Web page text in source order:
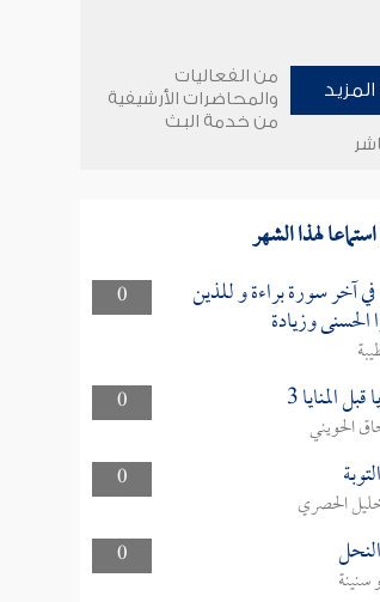
المزيد
من الفعاليات
والمحاضرات الأرشيفية
من خدمة البث
لهذا الشهر
0 آخر سورة براءة و للذين
وزيادة
0
المنايا 3
الحويني
0
الحصري
0
سنينة